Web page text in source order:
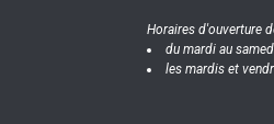
Horaires d'ouverture
du mardi au
les mardis et